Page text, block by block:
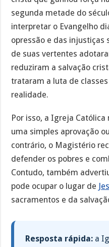
segunda metade do
interpretar o Evangelho
opressão e das injustiças
de suas vertentes
reduziram a salvação
trataram a luta de
realidade.
Por isso, a Igreja
uma simples aprovação
contrário, o Magistério
defender os pobres e
Contudo, também
pode ocupar o lugar de
sacramentos e da
Resposta rápida: a